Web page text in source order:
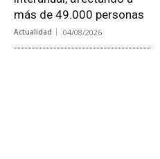
más de 49.000 personas
Actualidad 04/08/2026